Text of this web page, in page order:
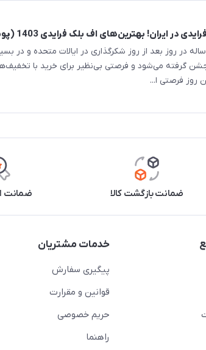
ایران! بهترین‌های اف بلک فرایدی 1403 (پوشاک مردانه)
در روز بعد از روز شکرگذاری در ایالات متحده و در
گرفته می‌شود و فرصتی بی‌نظیر برای خرید با
ضمانت بازگشت کالا ضمانت
خدمات مشتریان
پیگیری سفارش
قوانین و مقرارت
حریم خصوصی
راهنما